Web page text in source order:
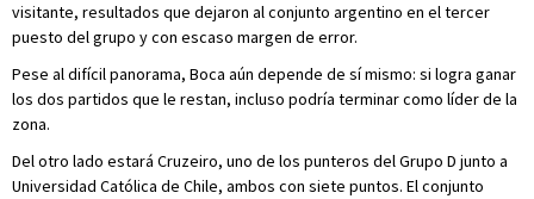
visitante, resultados que dejaron al conjunto argentino en el tercer
puesto del grupo y con escaso margen de error.
Pese al difícil panorama, Boca aún depende de sí mismo: si logra ganar
los dos partidos que le restan, incluso podría terminar como líder de la
zona.
Del otro lado estará Cruzeiro, uno de los punteros del Grupo D junto a
Universidad Católica de Chile, ambos con siete puntos. El conjunto